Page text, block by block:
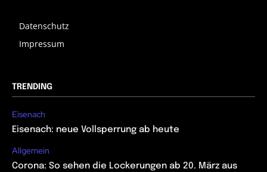
Datenschutz
Impressum
TRENDING
Eisenach
Eisenach: neue Vollsperrung ab heute
Allgemein
Corona: So sehen die Lockerungen ab 20. März aus